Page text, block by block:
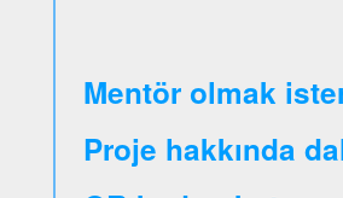
Mentör olmak
Proje hakkında